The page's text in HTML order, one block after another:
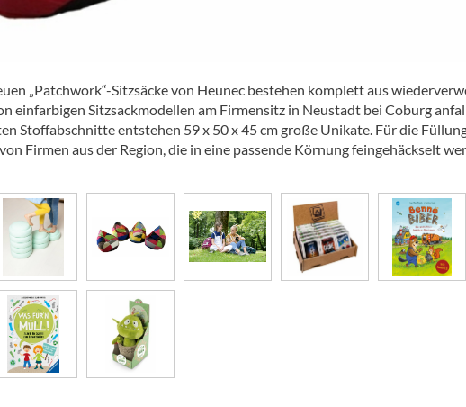
„Patchwork“-Sitzsäcke von Heunec bestehen komplett aus
einfarbigen Sitzsackmodellen am Firmensitz in Neustadt bei Coburg
Stoffabschnitte entstehen 59 x 50 x 45 cm große Unikate. Für die
Firmen aus der Region, die in eine passende Körnung feingehäckselt